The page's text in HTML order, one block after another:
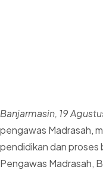
Banjarmasin, 19
pengawas Madrasah,
pendidikan dan proses
Pengawas Madrasah,